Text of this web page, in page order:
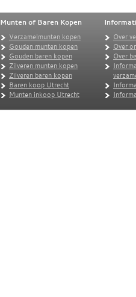
Munten of Baren Kopen
Verzamelmunten kopen
Gouden munten kopen
Gouden baren kopen
Zilveren munten kopen
Zilveren baren kopen
Baren koop Utrecht
Munten inkoop Utrecht
Over
Over
Over